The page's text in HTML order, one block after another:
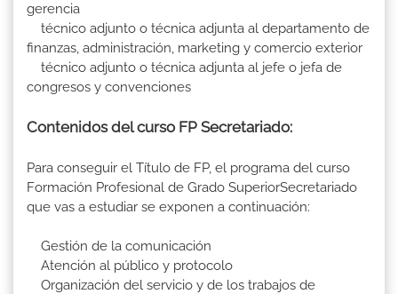
gerencia
técnico adjunto o técnica adjunta al departamento de
finanzas, administración, marketing y comercio exterior
técnico adjunto o técnica adjunta al jefe o jefa de
congresos y convenciones
Contenidos del curso FP Secretariado:
Para conseguir el Título de FP, el programa del curso
Formación Profesional de Grado SuperiorSecretariado
que vas a estudiar se exponen a continuación:
Gestión de la comunicación
Atención al público y protocolo
Organización del servicio y de los trabajos de